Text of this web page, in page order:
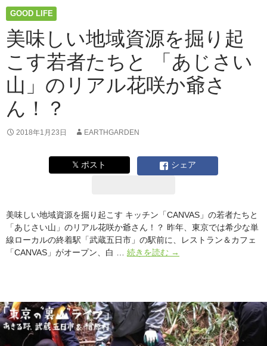
る
野
の
自
然
マ
を
GOOD LIFE
美味しい地域資源を掘り起
こす若者たちと 「あじさい
山」のリアル花咲か爺さ
ん！？
2018年1月23日 EARTHGARDEN
𝕏 ポスト シェア
美味しい地域資源を掘り起こす キッチン「CANVAS」の若者たちと
「あじさい山」のリアル花咲か爺さん！？ 昨年、東京では希少な単
線ローカルの終着駅「武蔵五日市」の駅前に、レストラン＆カフェ
「CANVAS」がオープン、白 … 続きを読む 美
地
域
資
源
→